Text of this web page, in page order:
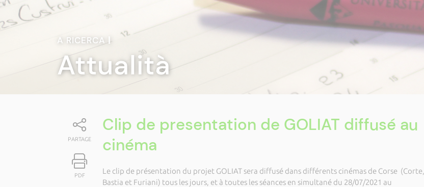
A RICERCA|
Attualità
PARTAGE
PDF
Clip de presentation de GOLIAT diffusé au
cinéma
Le clip de présentation du projet GOLIAT sera diffusé dans différents cinémas de Corse (Corte,
Bastia et Furiani) tous les jours, et à toutes les séances en simultané du 28/07/2021 au